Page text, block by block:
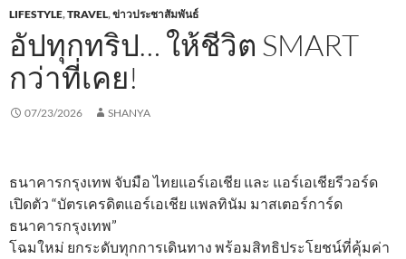
LIFESTYLE,TRAVEL,ข่าวประชาสัมพันธ์
อัปทุกทริป… ให้ชีวิต SMART
กว่าที่เคย!
07/23/2026 SHANYA
ธนาคารกรุงเทพ จับมือ ไทยแอร์เอเชีย และ แอร์เอเชียรีวอร์ด
เปิดตัว “บัตรเครดิตแอร์เอเชีย แพลทินัม มาสเตอร์การ์ด
ธนาคารกรุงเทพ”
โฉมใหม่ ยกระดับทุกการเดินทาง พร้อมสิทธิประโยชน์ที่คุ้มค่า